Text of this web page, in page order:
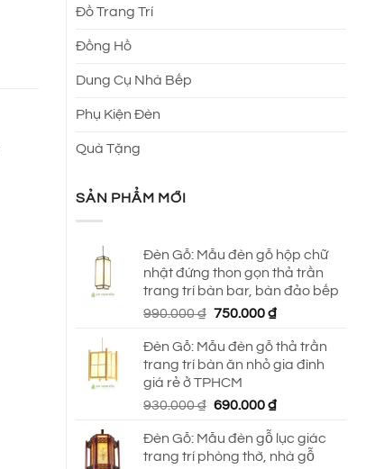
Đồ Trang Trí
Đồng Hồ
Dung Cụ Nhà Bếp
Phụ Kiện Đèn
Quà Tặng
SẢN PHẨM MỚI
Đèn Gỗ: Mẫu đèn gỗ hộp chữ
nhật đứng thon gọn thả trần
trang trí bàn bar, bàn đảo bếp
990.000₫ Giá
là:
990.000 ₫.
750.000₫Giá
tại
là:
Đèn Gỗ: Mẫu đèn gỗ thả trần
trang trí bàn ăn nhỏ gia đình
giá rẻ ở TPHCM
930.000₫ Giá
là:
930.000 ₫.
690.000₫Giá
tại
là:
Đèn Gỗ: Mẫu đèn gỗ lục giác
trang trí phòng thờ, nhà gỗ